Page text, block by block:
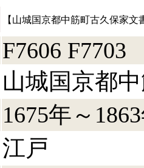
【山城国京都中筋町古久保家文
F7606 F7703
山城国京都
1675年～
江戸